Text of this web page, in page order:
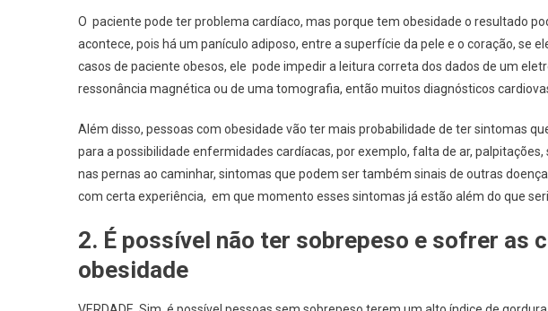
O paciente pode ter problema cardíaco, mas porque tem obesidade o resultado
acontece, pois há um panículo adiposo, entre a superfície da pele e o coração, se
casos de paciente obesos, ele pode impedir a leitura correta dos dados de um
ressonância magnética ou de uma tomografia, então muitos diagnósticos
Além disso, pessoas com obesidade vão ter mais probabilidade de ter sintomas
para a possibilidade enfermidades cardíacas, por exemplo, falta de ar,
nas pernas ao caminhar, sintomas que podem ser também sinais de outras
com certa experiência, em que momento esses sintomas já estão além do que
2. É possível não ter sobrepeso e sofrer as
obesidade